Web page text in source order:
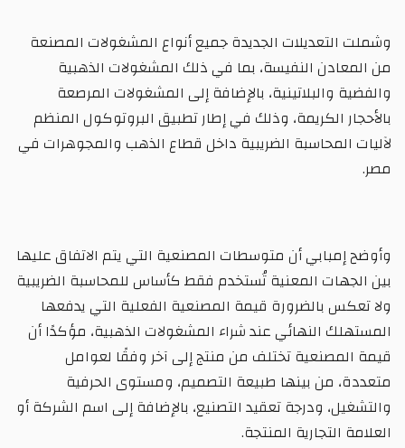
وشملت التعديلات الجديدة جميع أنواع المشغولات المصنعة
من المعادن النفيسة، بما في ذلك المشغولات الذهبية
والفضية والبلاتينية، بالإضافة إلى المشغولات المرصعة
بالأحجار الكريمة، وذلك في إطار تطبيق البروتوكول المنظم
لآليات المحاسبة الضريبية داخل قطاع الذهب والمجوهرات في
مصر.
وأوضح إمبابي أن متوسطات المصنعية التي يتم الاتفاق عليها
بين الجهات المعنية تُستخدم فقط كأساس للمحاسبة الضريبية
ولا تعكس بالضرورة قيمة المصنعية الفعلية التي يدفعها
المستهلك النهائي عند شراء المشغولات الذهبية، مؤكدًا أن
قيمة المصنعية تختلف من منتج إلى آخر وفقًا لعوامل
متعددة، من بينها طبيعة التصميم، ومستوى الحرفية
والتشغيل، ودرجة تعقيد التصنيع، بالإضافة إلى اسم الشركة أو
العلامة التجارية المنتجة.